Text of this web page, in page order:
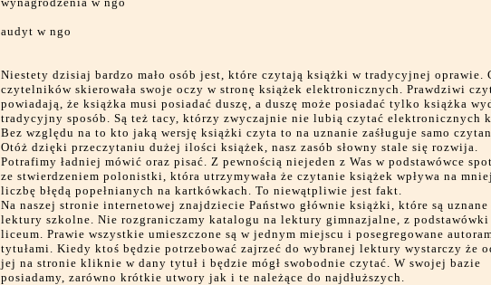
audyt w ngo
Niestety dzisiaj bardzo mało osób jest, które czytają książki w tradycyjnej oprawie.
czytelników skierowała swoje oczy w stronę książek elektronicznych. Prawdziwi
powiadają, że książka musi posiadać duszę, a duszę może posiadać tylko książka
tradycyjny sposób. Są też tacy, którzy zwyczajnie nie lubią czytać elektronicznych
Bez względu na to kto jaką wersję książki czyta to na uznanie zaśługuje samo
Otóż dzięki przeczytaniu dużej ilości książek, nasz zasób słowny stale się rozwija.
Potrafimy ładniej mówić oraz pisać. Z pewnością niejeden z Was w podstawówce
ze stwierdzeniem polonistki, która utrzymywała że czytanie książek wpływa na
liczbę błędą popełnianych na kartkówkach. To niewątpliwie jest fakt.
Na naszej stronie internetowej znajdziecie Państwo głównie książki, które są uznane
lektury szkolne. Nie rozgraniczamy katalogu na lektury gimnazjalne, z podstawówki
liceum. Prawie wszystkie umieszczone są w jednym miejscu i posegregowane
tytułami. Kiedy ktoś będzie potrzebować zajrzeć do wybranej lektury wystarczy że
jej na stronie kliknie w dany tytuł i będzie mógł swobodnie czytać. W swojej bazie
posiadamy, zarówno krótkie utwory jak i te należące do najdłuższych.